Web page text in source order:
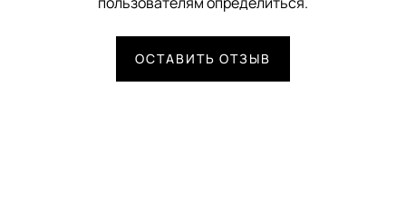
ОСТАВИТЬ ОТЗЫВ